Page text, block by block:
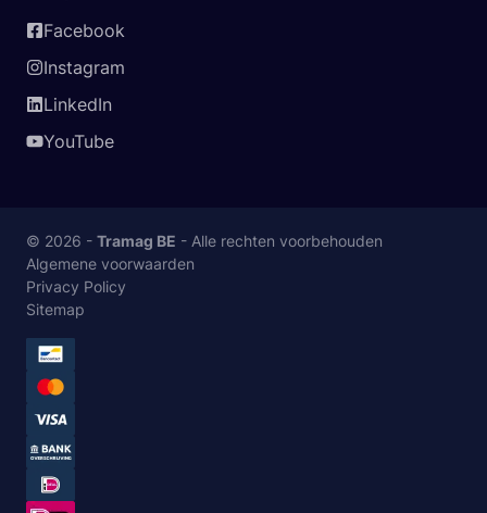
Facebook
Instagram
LinkedIn
YouTube
© 2026 - Tramag BE - Alle rechten voorbehouden
Algemene voorwaarden
Privacy Policy
Sitemap